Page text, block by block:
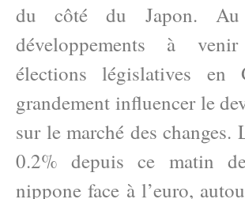
du côté du Japon.
développements à venir
élections législatives en
grandement influencer le
sur le marché des changes.
0.2% depuis ce matin
nippone face à l’euro,